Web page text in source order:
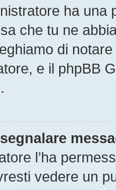
ha una
che tu ne
di
e il phpBB
l’ha
vedere un